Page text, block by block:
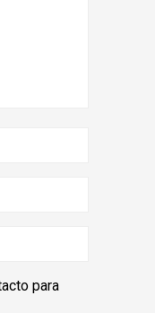
para